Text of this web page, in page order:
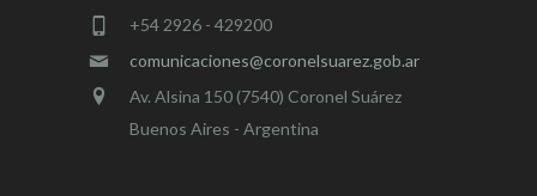
+54 2926 - 429200
comunicaciones@coronelsuarez.gob.ar
Av. Alsina 150 (7540) Coronel Suárez
Buenos Aires - Argentina